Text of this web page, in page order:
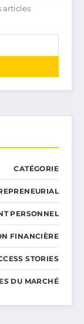
articles
CATÉGORIE
PERSONNEL
FINANCIÈRE
STORIES
DU MARCHÉ